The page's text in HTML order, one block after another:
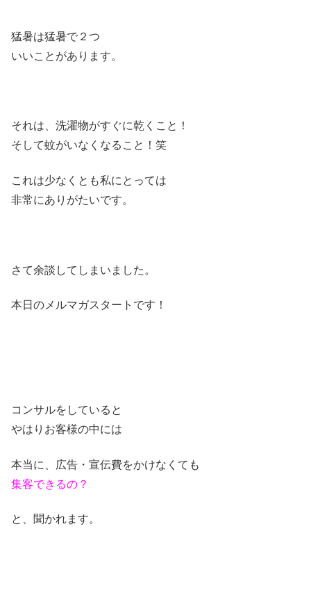
猛暑は猛暑で２つ
いいことがあります。
それは、洗濯物がすぐに乾くこと！
そして蚊がいなくなること！笑
これは少なくとも私にとっては
非常にありがたいです。
さて余談してしまいました。
本日のメルマガスタートです！
コンサルをしていると
やはりお客様の中には
本当に、広告・宣伝費をかけなくても
集客できるの？
と、聞かれます。